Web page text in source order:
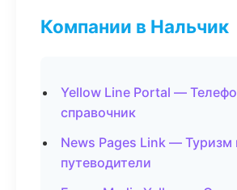
Компании в Нальчик
Yellow Line Portal —
справочник
News Pages Link — Туризм
путеводители